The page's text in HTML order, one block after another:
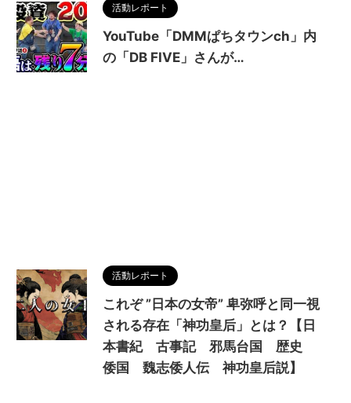
活動レポート
YouTube「DMMぱちタウンch」内
の「DB FIVE」さんが…
活動レポート
これぞ ”日本の女帝” 卑弥呼と同一視
される存在「神功皇后」とは？【日
本書紀 古事記 邪馬台国 歴史
倭国 魏志倭人伝 神功皇后説】